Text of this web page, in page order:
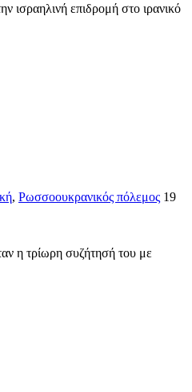
ισραηλινή επιδρομή στο ιρανικό
, Ρωσσοουκρανικός πόλεμος 19
η τρίωρη συζήτησή του με